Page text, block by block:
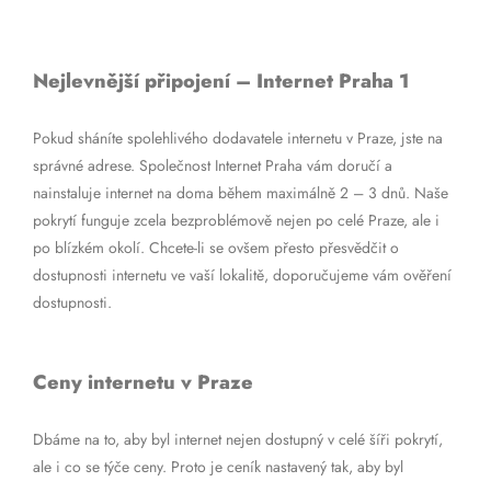
Nejlevnější připojení – Internet Praha 1
Pokud sháníte spolehlivého dodavatele internetu v Praze, jste na
správné adrese. Společnost Internet Praha vám doručí a
nainstaluje internet na doma během maximálně 2 – 3 dnů. Naše
pokrytí funguje zcela bezproblémově nejen po celé Praze, ale i
po blízkém okolí. Chcete-li se ovšem přesto přesvědčit o
dostupnosti internetu ve vaší lokalitě, doporučujeme vám ověření
dostupnosti.
Ceny internetu v Praze
Dbáme na to, aby byl internet nejen dostupný v celé šíři pokrytí,
ale i co se týče ceny. Proto je ceník nastavený tak, aby byl